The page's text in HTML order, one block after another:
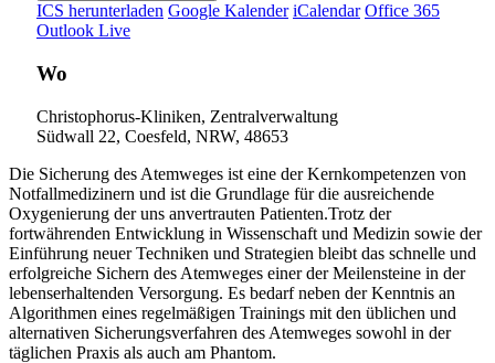
ICS herunterladen Google Kalender iCalendar Office 365
Outlook Live
Wo
Christophorus-Kliniken, Zentralverwaltung
Südwall 22, Coesfeld, NRW, 48653
Die Sicherung des Atemweges ist eine der Kernkompetenzen von
Notfallmedizinern und ist die Grundlage für die ausreichende
Oxygenierung der uns anvertrauten Patienten.Trotz der
fortwährenden Entwicklung in Wissenschaft und Medizin sowie der
Einführung neuer Techniken und Strategien bleibt das schnelle und
erfolgreiche Sichern des Atemweges einer der Meilensteine in der
lebenserhaltenden Versorgung. Es bedarf neben der Kenntnis an
Algorithmen eines regelmäßigen Trainings mit den üblichen und
alternativen Sicherungsverfahren des Atemweges sowohl in der
täglichen Praxis als auch am Phantom.